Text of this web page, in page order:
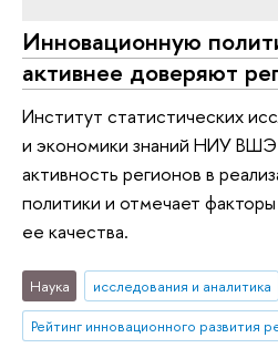
Инновационную
активнее доверяют
Институт статистических
и экономики знаний НИУ ВШЭ
активность регионов в
политики и отмечает
ее качества.
Наука исследования и аналитика